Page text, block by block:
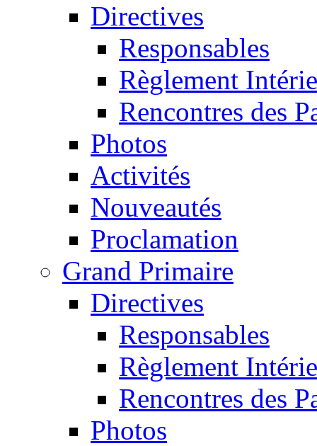
Directives
Responsables
Règlement
Rencontres des
Photos
Activités
Nouveautés
Proclamation
Grand Primaire
Directives
Responsables
Règlement
Rencontres des
Photos